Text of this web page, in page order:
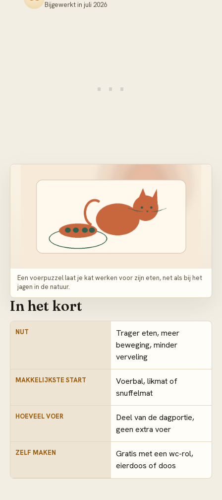
Bijgewerkt in juli 2026
Een voerpuzzel laat je kat werken voor zijn eten, net als bij het
jagen in de natuur.
In het kort
NUT
Trager eten, meer
beweging, minder
verveling
MAKKELIJKSTE START
Voerbal, likmat of
snuffelmat
HOEVEEL VOER
Deel van de dagportie,
geen extra voer
ZELF MAKEN
Gratis met een wc-rol,
eierdoos of doos